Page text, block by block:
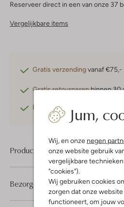
Jum,
Wij, en onze negen
onze website gebruik
vergelijkbare
"cookies").
Wij gebruiken cookies
zorgen dat onze
functioneert, om jouw
Reserveer direct in een van onze 37
Vergelijkbare items
Gratis verzendingvanaf €75,-
Gratis retournerenbinnen 30
Betaal achteraf
Product informatie
Bezorgen & retourneren